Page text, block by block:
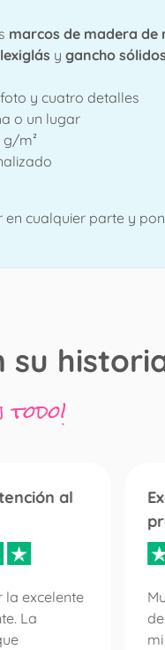
marcos de madera de
y gancho sólidos
y cuatro detalles
o un lugar
m²
cualquier parte y
su
todo!
al
la excelente
La